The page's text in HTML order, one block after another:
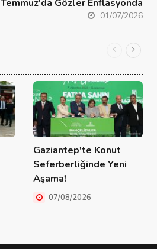
Temmuz'da Gözler Enflasyonda
01/07/2026
Gaziantep'te Konut
Seferberliğinde Yeni
Aşama!
07/08/2026